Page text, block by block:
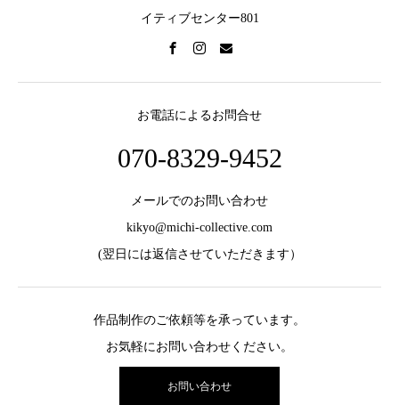
イティブセンター801
お電話によるお問合せ
070-8329-9452
メールでのお問い合わせ
kikyo@michi-collective.com
(翌日には返信させていただきます）
作品制作のご依頼等を承っています。
お気軽にお問い合わせください。
お問い合わせ